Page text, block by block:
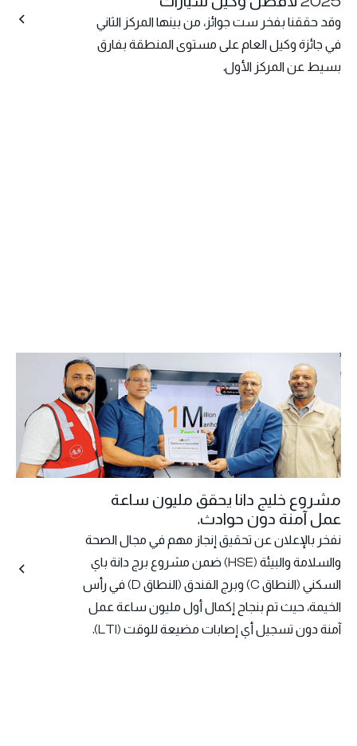
وقد حققنا بفخر ست جوائز، من بينها المركز الثاني
في جائزة وكيل العام على مستوى المنطقة بفارق
بسيط عن المركز الأول.
مشروع خليج دانا يحقق مليون ساعة
عمل آمنة دون حوادث.
نفخر بالإعلان عن تحقيق إنجاز مهم في مجال الصحة
والسلامة والبيئة (HSE) ضمن مشروع برج دانة باي
السكني (النطاق C) وبرج الفندق (النطاق D) في رأس
الخيمة، حيث تم بنجاح إكمال أول مليون ساعة عمل
آمنة دون تسجيل أي إصابات مضيعة للوقت (LTI).